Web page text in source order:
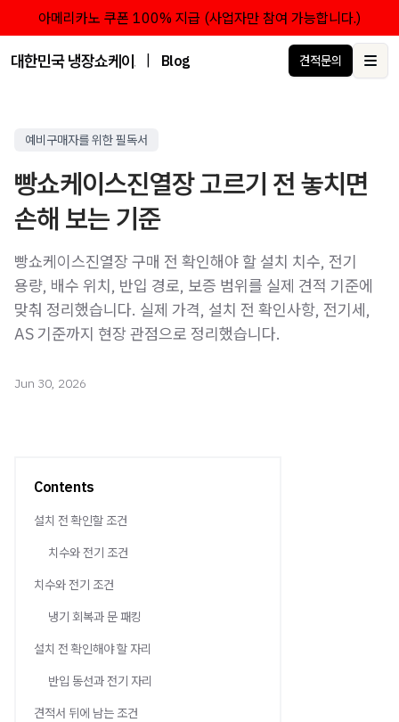
아메리카노 쿠폰 100% 지급 (사업자만 참여 가능합니다.)
대한민국 냉장쇼케이스 점유율 1위 브랜드 한성쇼케이스
Blog 견적문의
예비구매자를 위한 필독서
빵쇼케이스진열장 고르기 전 놓치면
손해 보는 기준
빵쇼케이스진열장 구매 전 확인해야 할 설치 치수, 전기
용량, 배수 위치, 반입 경로, 보증 범위를 실제 견적 기준에
맞춰 정리했습니다. 실제 가격, 설치 전 확인사항, 전기세,
AS 기준까지 현장 관점으로 정리했습니다.
Jun 30, 2026
Contents
설치 전 확인할 조건
치수와 전기 조건
치수와 전기 조건
냉기 회복과 문 패킹
설치 전 확인해야 할 자리
반입 동선과 전기 자리
견적서 뒤에 남는 조건